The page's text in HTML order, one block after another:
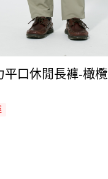
平口休閒長褲-橄